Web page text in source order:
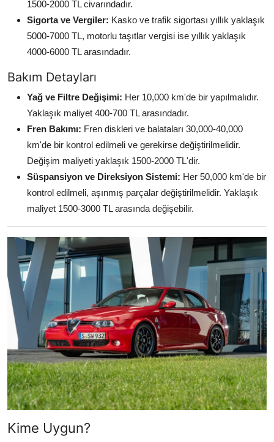
1500-2000 TL civarındadır.
Sigorta ve Vergiler: Kasko ve trafik sigortası yıllık yaklaşık
5000-7000 TL, motorlu taşıtlar vergisi ise yıllık yaklaşık
4000-6000 TL arasındadır.
Bakım Detayları
Yağ ve Filtre Değişimi: Her 10,000 km'de bir yapılmalıdır.
Yaklaşık maliyet 400-700 TL arasındadır.
Fren Bakımı: Fren diskleri ve balataları 30,000-40,000
km'de bir kontrol edilmeli ve gerekirse değiştirilmelidir.
Değişim maliyeti yaklaşık 1500-2000 TL'dir.
Süspansiyon ve Direksiyon Sistemi: Her 50,000 km'de bir
kontrol edilmeli, aşınmış parçalar değiştirilmelidir. Yaklaşık
maliyet 1500-3000 TL arasında değişebilir.
Kime Uygun?